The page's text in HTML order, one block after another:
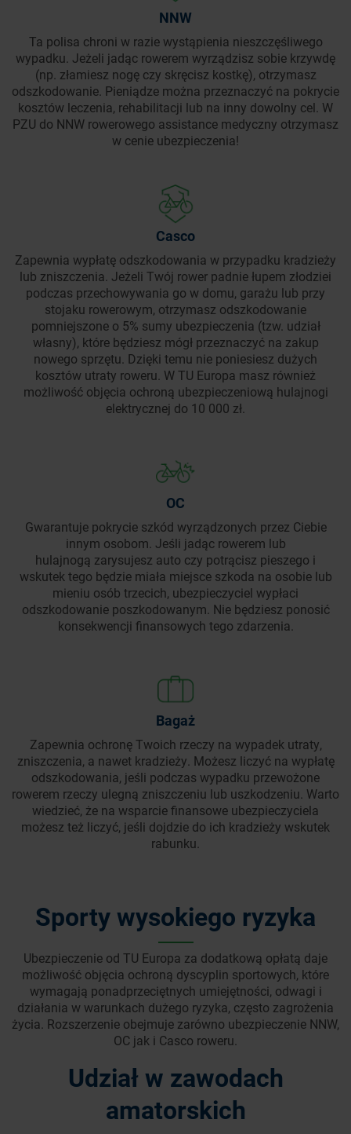
NNW
Ta polisa chroni w razie wystąpienia nieszczęśliwego
wypadku. Jeżeli jadąc rowerem wyrządzisz sobie krzywdę
(np. złamiesz nogę czy skręcisz kostkę), otrzymasz
odszkodowanie. Pieniądze można przeznaczyć na pokrycie
kosztów leczenia, rehabilitacji lub na inny dowolny cel. W
PZU do NNW rowerowego assistance medyczny otrzymasz
w cenie ubezpieczenia!
Casco
Zapewnia wypłatę odszkodowania w przypadku kradzieży
lub zniszczenia. Jeżeli Twój rower padnie łupem złodziei
podczas przechowywania go w domu, garażu lub przy
stojaku rowerowym, otrzymasz odszkodowanie
pomniejszone o 5% sumy ubezpieczenia (tzw. udział
własny), które będziesz mógł przeznaczyć na zakup
nowego sprzętu. Dzięki temu nie poniesiesz dużych
kosztów utraty roweru. W TU Europa masz również
możliwość objęcia ochroną ubezpieczeniową hulajnogi
elektrycznej do 10 000 zł.
OC
Gwarantuje pokrycie szkód wyrządzonych przez Ciebie
innym osobom. Jeśli jadąc rowerem lub
hulajnogą zarysujesz auto czy potrącisz pieszego i
wskutek tego będzie miała miejsce szkoda na osobie lub
mieniu osób trzecich, ubezpieczyciel wypłaci
odszkodowanie poszkodowanym. Nie będziesz ponosić
konsekwencji finansowych tego zdarzenia.
Bagaż
Zapewnia ochronę Twoich rzeczy na wypadek utraty,
zniszczenia, a nawet kradzieży. Możesz liczyć na wypłatę
odszkodowania, jeśli podczas wypadku przewożone
rowerem rzeczy ulegną zniszczeniu lub uszkodzeniu. Warto
wiedzieć, że na wsparcie finansowe ubezpieczyciela
możesz też liczyć, jeśli dojdzie do ich kradzieży wskutek
rabunku.
Sporty wysokiego ryzyka
Ubezpieczenie od TU Europa za dodatkową opłatą daje
możliwość objęcia ochroną dyscyplin sportowych, które
wymagają ponadprzeciętnych umiejętności, odwagi i
działania w warunkach dużego ryzyka, często zagrożenia
życia. Rozszerzenie obejmuje zarówno ubezpieczenie NNW,
OC jak i Casco roweru.
Udział w zawodach
amatorskich